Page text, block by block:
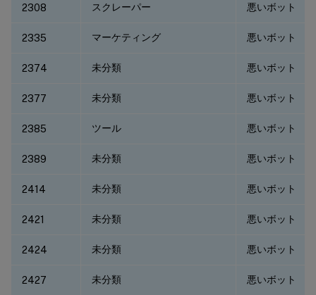
2308 スクレーパー 悪いボット
2335 マーケティング 悪いボット
2374 未分類 悪いボット
2377 未分類 悪いボット
2385 ツール 悪いボット
2389 未分類 悪いボット
2414 未分類 悪いボット
2421 未分類 悪いボット
2424 未分類 悪いボット
2427 未分類 悪いボット